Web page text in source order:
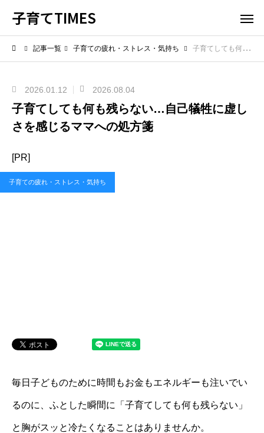
子育てTIMES
記事一覧 子育ての疲れ・ストレス・気持ち 子育てしても何も残らない…自己犠牲に虚しさを感じるママへの処方箋
2026.01.12 2026.08.04
子育てしても何も残らない…自己犠牲に虚し
さを感じるママへの処方箋
[PR]
子育ての疲れ・ストレス・気持ち
毎日子どものために時間もお金もエネルギーも注いでい
るのに、ふとした瞬間に「子育てしても何も残らない」
と胸がスッと冷たくなることはありませんか。